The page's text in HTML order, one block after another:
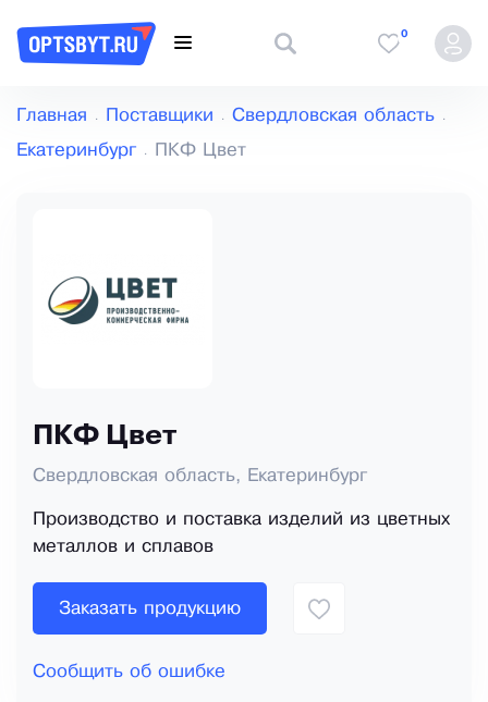
0
Главная Поставщики Свердловская область
Екатеринбург ПКФ Цвет
ПКФ Цвет
Свердловская область, Екатеринбург
Производство и поставка изделий из цветных
металлов и сплавов
Заказать продукцию
Сообщить об ошибке